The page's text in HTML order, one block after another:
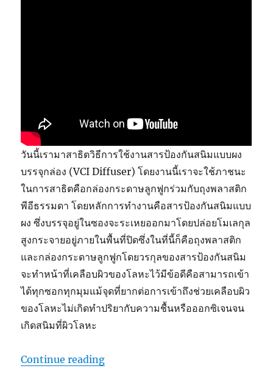
วันนี้เรามาสาธิตวิธีการใช้งานสารป้องกันสนิมแบบผง
บรรจุกล่อง (VCI Diffuser) โดยงานนี้เราจะใช้ภาชนะ
ในการสาธิตคือกล่องกระดาษลูกฟูกร่วมกับถุงพลาสติก
พีอีธรรมดา โดยหลักการทำงานคือสารป้องกันสนิมแบบ
ผง ซึ่งบรรจุอยู่ในซองจะระเหยออกมาโดยปล่อยโมเลกุล
สูงกระจายอยู่ภายในพื้นที่ปิดซึ่งในที่นี้ก็คือถุงพลาสติก
และกล่องกระดาษลูกฟูกโดยวรกุลของสารป้องกันสนิม
จะทำหน้าที่เคลือบผิวของโลหะไว้มีข้อดีคือสามารถเข้า
ได้ทุกซอกทุกมุมแม้จุดที่ยากต่อการเข้าถึงช่วยเคลือบผิว
ของโลหะไม่เกิดทำปริยากับความชื้นหรือออกซิเจนจน
เกิดสนิมที่ผิวโลหะ
Continue reading“ป้องกันสนิมด้วย VCI Diffuser”